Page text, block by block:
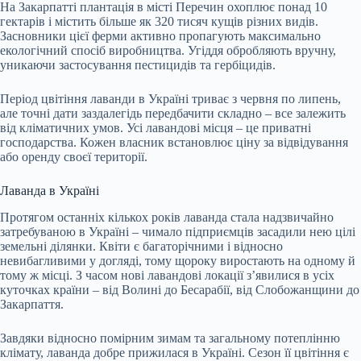
На Закарпатті плантація в місті Перечин охоплює понад 10
гектарів і містить більше як 320 тисяч кущів різних видів.
Засновники цієї ферми активно пропагують максимально
екологічний спосіб виробництва. Угіддя обробляють вручну,
уникаючи застосування пестицидів та гербіцидів.
Період цвітіння лаванди в Україні триває з червня по липень,
але точні дати заздалегідь передбачити складно – все залежить
від кліматичних умов. Усі лавандові місця – це приватні
господарства. Кожен власник встановлює ціну за відвідування
або оренду своєї території.
Лаванда в Україні
Протягом останніх кількох років лаванда стала надзвичайно
затребуваною в Україні – чимало підприємців засадили нею цілі
земельні ділянки. Квіти є багаторічними і відносно
невибагливими у догляді, тому щороку виростають на одному й
тому ж місці. З часом нові лавандові локації з’явилися в усіх
куточках країни – від Волині до Бесарабії, від Слобожанщини до
Закарпаття.
Завдяки відносно помірним зимам та загальному потеплінню
клімату, лаванда добре прижилася в Україні. Сезон її цвітіння є